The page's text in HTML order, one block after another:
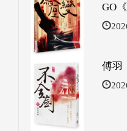
GO
傅羽